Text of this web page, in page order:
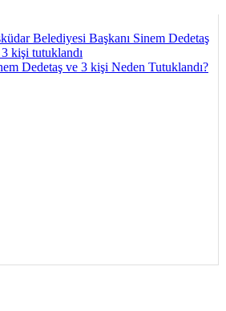
Belediyesi Başkanı Sinem Dedetaş
kişi tutuklandı
Dedetaş ve 3 kişi Neden Tutuklandı?